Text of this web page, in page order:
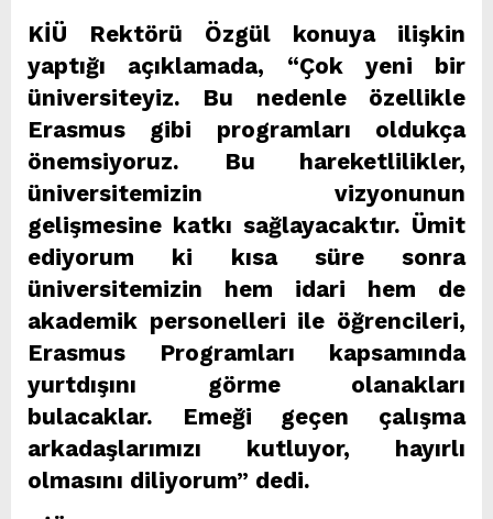
KİÜ Rektörü Özgül konuya ilişkin
yaptığı açıklamada, “Çok yeni bir
üniversiteyiz. Bu nedenle özellikle
Erasmus gibi programları oldukça
önemsiyoruz. Bu hareketlilikler,
üniversitemizin vizyonunun
gelişmesine katkı sağlayacaktır. Ümit
ediyorum ki kısa süre sonra
üniversitemizin hem idari hem de
akademik personelleri ile öğrencileri,
Erasmus Programları kapsamında
yurtdışını görme olanakları
bulacaklar. Emeği geçen çalışma
arkadaşlarımızı kutluyor, hayırlı
olmasını diliyorum” dedi.